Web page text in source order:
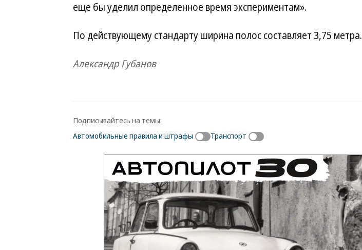
еще бы уделил определенное время экспериментам».
По действующему стандарту ширина полос составляет 3,75 метра.
Александр Губанов
Подписывайтесь на темы:
Автомобильные правила и штрафы
Транспорт